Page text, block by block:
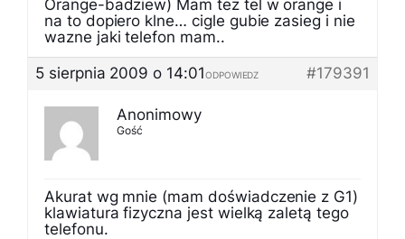
Orange-badziew) Mam tez tel w orange i
na to dopiero klne… cigle gubie zasieg i nie
wazne jaki telefon mam..
5 sierpnia 2009 o 14:01
#179391
ODPOWIEDZ
Anonimowy
Gość
Akurat wg mnie (mam doświadczenie z G1)
klawiatura fizyczna jest wielką zaletą tego
telefonu.